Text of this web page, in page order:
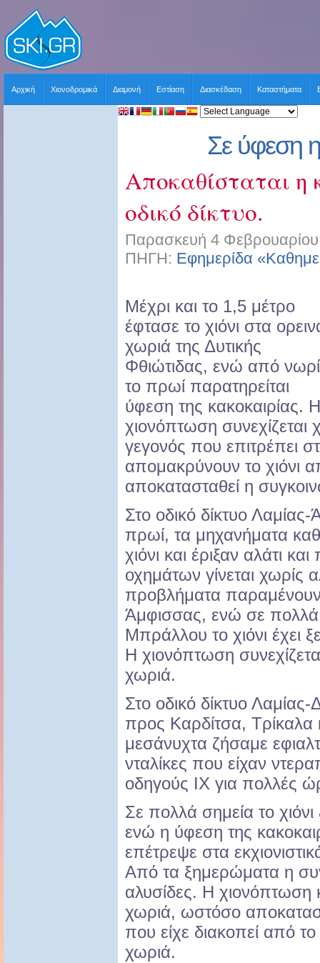
Αρχική Χιονοδρομικά Διαμονή Εστίαση Διασκέδαση Καταστήματα
Σε ύφεση
Αποκαθίσταται η
οδικό δίκτυο.
Παρασκευή 4
ΠΗΓΗ: Εφημερίδα
Μέχρι και το 1,5 μέτρο
έφτασε το χιόνι στα
χωριά της Δυτικής
Φθιώτιδας, ενώ από
το πρωί παρατηρείται
ύφεση της κακοκαιρίας. Η
χιονόπτωση συνεχίζεται
γεγονός που επιτρέπει
απομακρύνουν το χιόνι
αποκατασταθεί η
Στο οδικό δίκτυο
πρωί, τα μηχανήματα
χιόνι και έριξαν αλάτι
οχημάτων γίνεται χωρίς
προβλήματα
Άμφισσας, ενώ σε πολλά
Μπράλλου το χιόνι έχει
Η χιονόπτωση
χωριά.
Στο οδικό δίκτυο
προς Καρδίτσα, Τρίκαλα
μεσάνυχτα ζήσαμε
νταλίκες που είχαν
οδηγούς ΙΧ για πολλές
Σε πολλά σημεία το
ενώ η ύφεση της
επέτρεψε στα
Από τα ξημερώματα η
αλυσίδες. Η χιονόπτωση
χωριά, ωστόσο
που είχε διακοπεί από
χωριά.